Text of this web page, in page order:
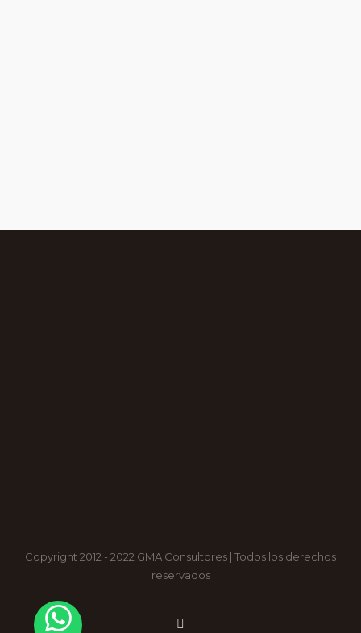
Copyright 2012 - 2022 GMA Consultores | Todos los derechos
reservados